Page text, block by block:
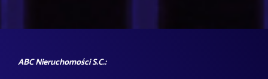
ABC Nieruchomości S.C.: